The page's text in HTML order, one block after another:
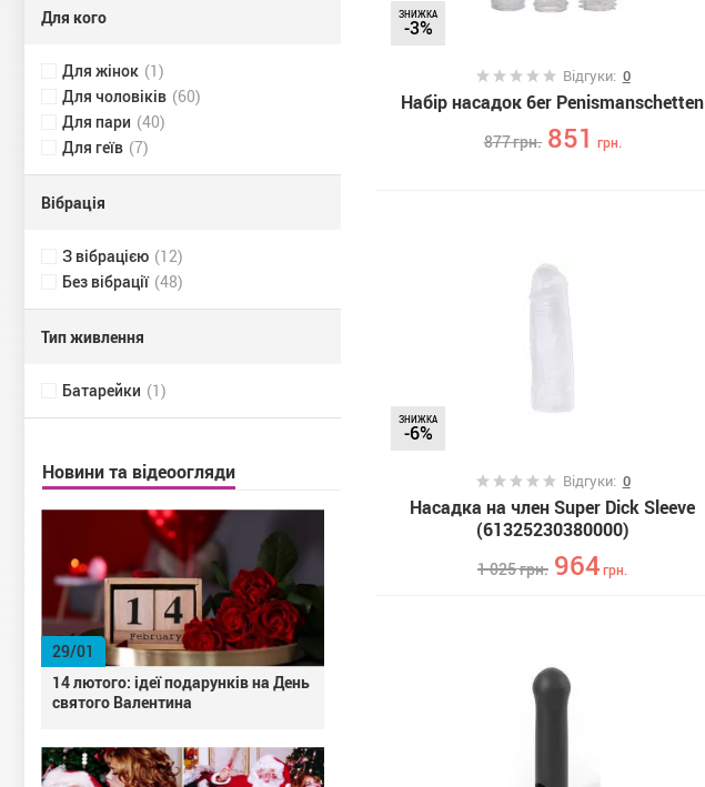
Для кого
Для жінок (1)
Для чоловіків (60)
Для пари (40)
Для геїв (7)
Вібрація
З вібрацією (12)
Без вібрації (48)
Тип живлення
Батарейки (1)
Новини та відеоогляди
29/01
14 лютого: ідеї подарунків на День
святого Валентина
ЗНИЖКА
-3%
Відгуки: 0
Набір насадок 6er Penismanschetten
877грн. 851 грн.
ЗНИЖКА
-6%
Відгуки: 0
Насадка на член Super Dick Sleeve
(61325230380000)
1 025грн. 964 грн.